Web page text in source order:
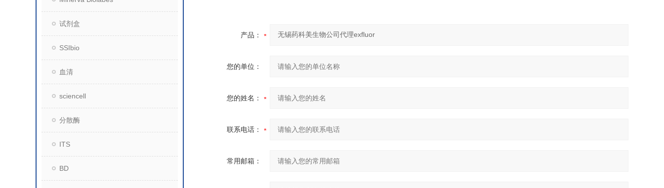
试剂盒
SSIbio
血清
sciencell
分散酶
ITS
BD
产品：
您的单位：
您的姓名：
联系电话：
常用邮箱：